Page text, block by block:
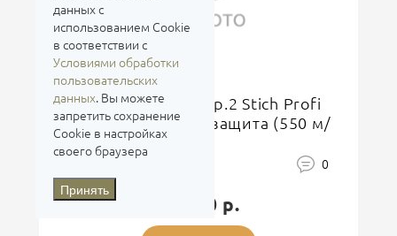
Баллистическая защита
Ворот-манишка вер.2 Stich Profi
+ баллистическая защита (550 м/
с)(Multicam)
0
18 900 р.
данных с
использованием Cookie
в соответствии с
Условиями обработки
пользовательских
данных. Вы можете
запретить сохранение
Cookie в настройках
своего браузера
Принять